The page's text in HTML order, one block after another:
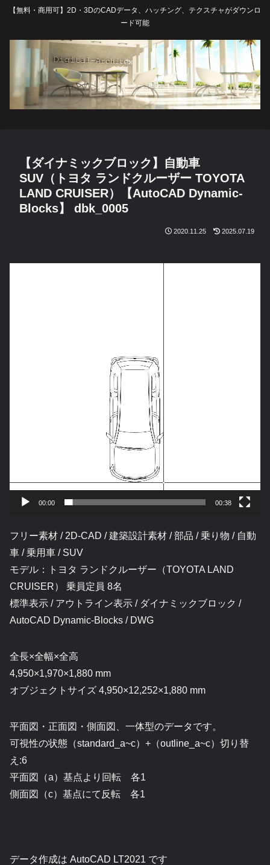
【無料・商用可】2D・3DのCADデータ、ハッチング、テクスチャがダウンロ
ード可能
【ダイナミックブロック】自動車
SUV（トヨタ ランドクルーザー TOYOTA
LAND CRUISER）【AutoCAD Dynamic-
Blocks】 dbk_0005
2020.11.25 2025.07.19
00:00 00:38
フリー素材 / 2D-CAD / 建築設計素材 / 部品 / 乗り物 / 自動
車 / 乗用車 / SUV
モデル：トヨタ ランドクルーザー（TOYOTA LAND
CRUISER） 乗員定員 8名
標準表示 / アウトライン表示 / ダイナミックブロック /
AutoCAD Dynamic-Blocks / DWG
全長×全幅×全高
4,950×1,970×1,880 mm
オブジェクトサイズ 4,950×12,252×1,880 mm
平面図・正面図・側面図、一体型のデータです。
可視性の状態（standard_a~c）+（outline_a~c）切り替
え:6
平面図（a）基点より回転 各1
側面図（c）基点にて反転 各1
データ作成は AutoCAD LT2021 です